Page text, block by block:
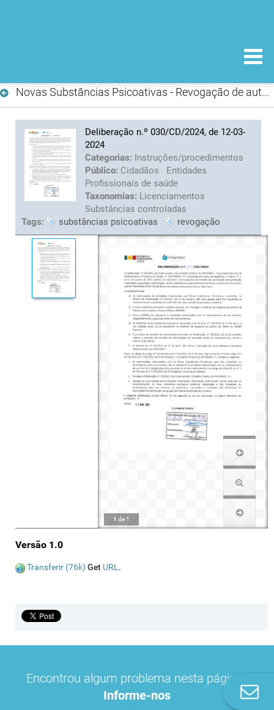
Novas Substâncias Psicoativas - Revogação de autorizações
Deliberação n.º 030/CD/2024, de 12-03-
2024
Categorias: Instruções/procedimentos
Público: Cidadãos
Entidades
Profissionais de saúde
Taxonomias: Licenciamentos
Substâncias controladas
Tags:
substâncias psicoativas revogação
1 de 1
Versão 1.0
Transferir (76k) Get URL.
Encontrou algum problema nesta página?
Informe-nos